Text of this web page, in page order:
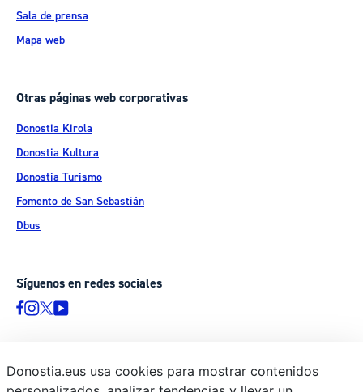
Sala de prensa
Mapa web
Otras páginas web corporativas
Donostia Kirola
Donostia Kultura
Donostia Turismo
Fomento de San Sebastián
Dbus
Síguenos en redes sociales
© Donostiako Udala - Ayuntamiento de Donostia / San Sebastián
Donostia.eus usa cookies para mostrar contenidos